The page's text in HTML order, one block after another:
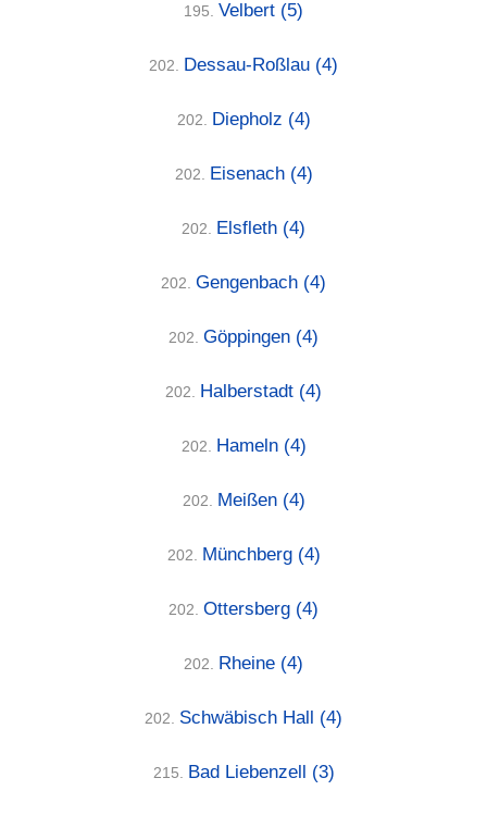
195. Velbert (5)
202. Dessau-Roßlau (4)
202. Diepholz (4)
202. Eisenach (4)
202. Elsfleth (4)
202. Gengenbach (4)
202. Göppingen (4)
202. Halberstadt (4)
202. Hameln (4)
202. Meißen (4)
202. Münchberg (4)
202. Ottersberg (4)
202. Rheine (4)
202. Schwäbisch Hall (4)
215. Bad Liebenzell (3)